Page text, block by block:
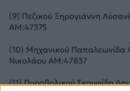
(9) Πεζικού Ξηρογιάννη
ΑΜ:47375
(10) Μηχανικού Παπαλεωνίδα
Νικολάου ΑΜ:47837
(11) Πυροβολικού Σκουφίδη